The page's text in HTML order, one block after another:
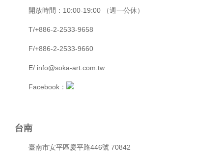
開放時間：10:00-19:00 （週一公休）
T/+886-2-2533-9658
F/+886-2-2533-9660
E/ info@soka-art.com.tw
Facebook：
台南
臺南市安平區慶平路446號 70842